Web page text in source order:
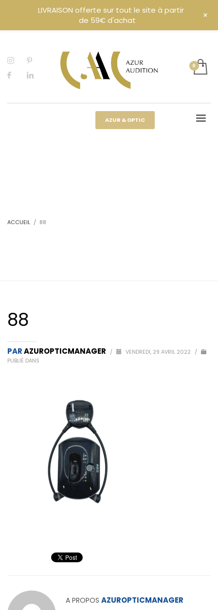
AZUR & OPTIC
ACCUEIL 88
88
PARAZUROPTICMANAGER / VENDREDI, 29 AVRIL 2022
/
PUBLIÉ DANS
A PROPOS AZUROPTICMANAGER
LIVRAISON offerte sur tout le site à partir
de 59€ d'achat
+